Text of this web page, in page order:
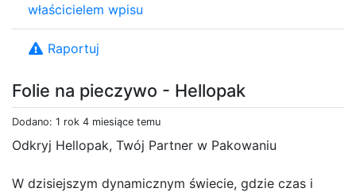
Folie na pieczywo - Hellopak
Dodano: 1 rok 4 miesiące temu
Odkryj Hellopak, Twój Partner w Pakowaniu
W dzisiejszym dynamicznym świecie, gdzie czas i
właścicielem wpisu
Raportuj